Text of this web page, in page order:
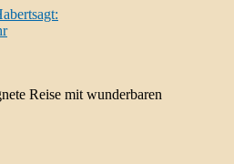
sagt:
Reise mit wunderbaren